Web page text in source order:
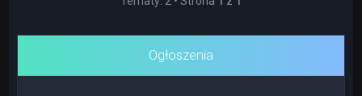
Ogłoszenia